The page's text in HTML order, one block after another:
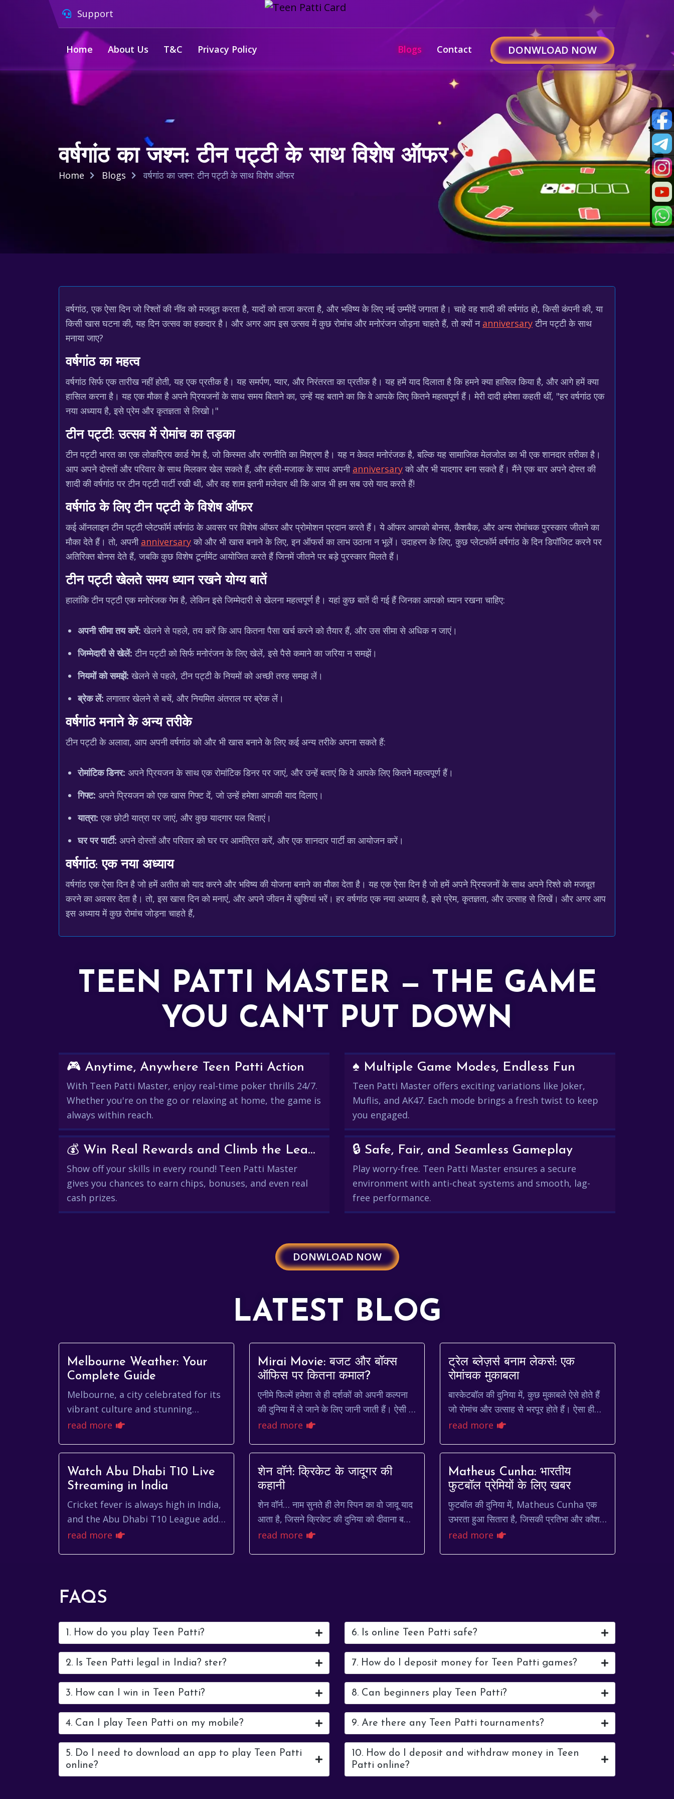
Support
Home About Us T&C Privacy Policy Blogs Contact DONWLOAD NOW
वर्षगांठ का जश्न: टीन पट्टी के साथ विशेष ऑफर
Home Blogs वर्षगांठ का जश्न: टीन पट्टी के साथ विशेष ऑफर
वर्षगांठ, एक ऐसा दिन जो रिश्तों की नींव को मजबूत करता है, यादों को ताजा करता है, और भविष्य के लिए नई उम्मीदें जगाता है। चाहे वह शादी की वर्षगांठ हो, किसी कंपनी की, या
किसी खास घटना की, यह दिन उत्सव का हकदार है। और अगर आप इस उत्सव में कुछ रोमांच और मनोरंजन जोड़ना चाहते हैं, तो क्यों न anniversaryटीन पट्टी के साथ
मनाया जाए?
वर्षगांठ का महत्व
वर्षगांठ सिर्फ एक तारीख नहीं होती, यह एक प्रतीक है। यह समर्पण, प्यार, और निरंतरता का प्रतीक है। यह हमें याद दिलाता है कि हमने क्या हासिल किया है, और आगे हमें क्या
हासिल करना है। यह एक मौका है अपने प्रियजनों के साथ समय बिताने का, उन्हें यह बताने का कि वे आपके लिए कितने महत्वपूर्ण हैं। मेरी दादी हमेशा कहती थीं, "हर वर्षगांठ एक
नया अध्याय है, इसे प्रेम और कृतज्ञता से लिखो।"
टीन पट्टी: उत्सव में रोमांच का तड़का
टीन पट्टी भारत का एक लोकप्रिय कार्ड गेम है, जो किस्मत और रणनीति का मिश्रण है। यह न केवल मनोरंजक है, बल्कि यह सामाजिक मेलजोल का भी एक शानदार तरीका है।
आप अपने दोस्तों और परिवार के साथ मिलकर खेल सकते हैं, और हंसी-मजाक के साथ अपनी anniversaryको और भी यादगार बना सकते हैं। मैंने एक बार अपने दोस्त की
शादी की वर्षगांठ पर टीन पट्टी पार्टी रखी थी, और वह शाम इतनी मजेदार थी कि आज भी हम सब उसे याद करते हैं!
वर्षगांठ के लिए टीन पट्टी के विशेष ऑफर
कई ऑनलाइन टीन पट्टी प्लेटफॉर्म वर्षगांठ के अवसर पर विशेष ऑफर और प्रोमोशन प्रदान करते हैं। ये ऑफर आपको बोनस, कैशबैक, और अन्य रोमांचक पुरस्कार जीतने का
मौका देते हैं। तो, अपनी anniversaryको और भी खास बनाने के लिए, इन ऑफर्स का लाभ उठाना न भूलें। उदाहरण के लिए, कुछ प्लेटफॉर्म वर्षगांठ के दिन डिपॉजिट करने पर
अतिरिक्त बोनस देते हैं, जबकि कुछ विशेष टूर्नामेंट आयोजित करते हैं जिनमें जीतने पर बड़े पुरस्कार मिलते हैं।
टीन पट्टी खेलते समय ध्यान रखने योग्य बातें
हालांकि टीन पट्टी एक मनोरंजक गेम है, लेकिन इसे जिम्मेदारी से खेलना महत्वपूर्ण है। यहां कुछ बातें दी गई हैं जिनका आपको ध्यान रखना चाहिए:
अपनी सीमा तय करें: खेलने से पहले, तय करें कि आप कितना पैसा खर्च करने को तैयार हैं, और उस सीमा से अधिक न जाएं।
जिम्मेदारी से खेलें: टीन पट्टी को सिर्फ मनोरंजन के लिए खेलें, इसे पैसे कमाने का जरिया न समझें।
नियमों को समझें: खेलने से पहले, टीन पट्टी के नियमों को अच्छी तरह समझ लें।
ब्रेक लें: लगातार खेलने से बचें, और नियमित अंतराल पर ब्रेक लें।
वर्षगांठ मनाने के अन्य तरीके
टीन पट्टी के अलावा, आप अपनी वर्षगांठ को और भी खास बनाने के लिए कई अन्य तरीके अपना सकते हैं:
रोमांटिक डिनर: अपने प्रियजन के साथ एक रोमांटिक डिनर पर जाएं, और उन्हें बताएं कि वे आपके लिए कितने महत्वपूर्ण हैं।
गिफ्ट: अपने प्रियजन को एक खास गिफ्ट दें, जो उन्हें हमेशा आपकी याद दिलाए।
यात्रा: एक छोटी यात्रा पर जाएं, और कुछ यादगार पल बिताएं।
घर पर पार्टी: अपने दोस्तों और परिवार को घर पर आमंत्रित करें, और एक शानदार पार्टी का आयोजन करें।
वर्षगांठ: एक नया अध्याय
वर्षगांठ एक ऐसा दिन है जो हमें अतीत को याद करने और भविष्य की योजना बनाने का मौका देता है। यह एक ऐसा दिन है जो हमें अपने प्रियजनों के साथ अपने रिश्ते को मजबूत
करने का अवसर देता है। तो, इस खास दिन को मनाएं, और अपने जीवन में खुशियां भरें। हर वर्षगांठ एक नया अध्याय है, इसे प्रेम, कृतज्ञता, और उत्साह से लिखें। और अगर आप
इस अध्याय में कुछ रोमांच जोड़ना चाहते हैं,
TEEN PATTI MASTER — THE GAME
YOU CAN'T PUT DOWN
🎮 Anytime, Anywhere Teen Patti Action
With Teen Patti Master, enjoy real-time poker thrills 24/7.
Whether you're on the go or relaxing at home, the game is
always within reach.
♠️ Multiple Game Modes, Endless Fun
Teen Patti Master offers exciting variations like Joker,
Muflis, and AK47. Each mode brings a fresh twist to keep
you engaged.
💰 Win Real Rewards and Climb the Leaderboard
Show off your skills in every round! Teen Patti Master
gives you chances to earn chips, bonuses, and even real
cash prizes.
🔒 Safe, Fair, and Seamless Gameplay
Play worry-free. Teen Patti Master ensures a secure
environment with anti-cheat systems and smooth, lag-
free performance.
DONWLOAD NOW
LATEST BLOG
Melbourne Weather: Your
Complete Guide
Melbourne, a city celebrated for its
vibrant culture and stunning
landscapes, is equally known for
'unpredictable' weather. ...
read more
Mirai Movie: बजट और बॉक्स
ऑफिस पर कितना कमाल?
एनीमे फिल्में हमेशा से ही दर्शकों को अपनी कल्पना
की दुनिया में ले जाने के लिए जानी जाती हैं। ऐसी ही
एक फिल्म है 'Mirai' (मिराई), जो अपनी कहानी,
read more
ट्रेल ब्लेज़र्स बनाम लेकर्स: एक
रोमांचक मुकाबला
बास्केटबॉल की दुनिया में, कुछ मुकाबले ऐसे होते हैं
जो रोमांच और उत्साह से भरपूर होते हैं। ऐसा ही
एक मुकाबला है ट्रेल ब्लेज़र्स बनाम लेकर्स। दोनों
read more
Watch Abu Dhabi T10 Live
Streaming in India
Cricket fever is always high in India,
and the Abu Dhabi T10 League adds
a unique, fast-paced twist to the
read more
शेन वॉर्न: क्रिकेट के जादूगर की
कहानी
शेन वॉर्न… नाम सुनते ही लेग स्पिन का वो जादू याद
आता है, जिसने क्रिकेट की दुनिया को दीवाना बना
दिया था। वॉर्न सिर्फ एक खिलाड़ी नहीं थे, वो एक
read more
Matheus Cunha: भारतीय
फुटबॉल प्रेमियों के लिए खबर
फुटबॉल की दुनिया में, Matheus Cunha एक
उभरता हुआ सितारा है, जिसकी प्रतिभा और कौशल
ने दुनिया भर के प्रशंसकों का ध्यान खींचा है।
read more
FAQS
1. How do you play Teen Patti?
2. Is Teen Patti legal in India? ster?
3. How can I win in Teen Patti?
4. Can I play Teen Patti on my mobile?
5. Do I need to download an app to play Teen Patti
online?
6. Is online Teen Patti safe?
7. How do I deposit money for Teen Patti games?
8. Can beginners play Teen Patti?
9. Are there any Teen Patti tournaments?
10. How do I deposit and withdraw money in Teen
Patti online?